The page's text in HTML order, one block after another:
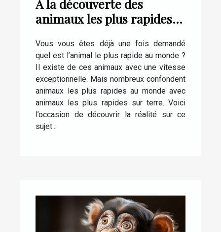
A la découverte des
animaux les plus rapides
Vous vous êtes déjà une fois demandé
quel est l’animal le plus rapide au monde ?
Il existe de ces animaux avec une vitesse
exceptionnelle. Mais nombreux confondent
animaux les plus rapides au monde avec
animaux les plus rapides sur terre. Voici
l’occasion de découvrir la réalité sur ce
sujet...